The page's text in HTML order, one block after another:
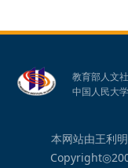
教育部人文
中国人民大
本网站由王利